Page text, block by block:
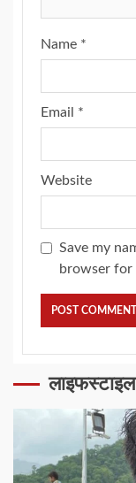
Name *
Email *
Website
Save my
browser for
लाइफस्टाइल